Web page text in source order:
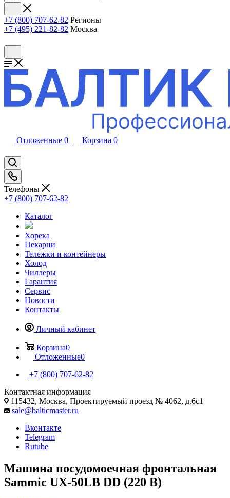
+7 (800) 707-62-82 Регионы
+7 (495) 221-82-82 Москва
Отложенные 0 Корзина 0
Телефоны
+7 (800) 707-62-82
Каталог
Хорека
Пекарни
Тележки и контейнеры
Холод
Чиллеры
Гарантия
Сервис
Новости
Контакты
Личный кабинет
Корзина0
Отложенные0
+7 (800) 707-62-82
Контактная информация
115432, Москва, Проектируемый проезд № 4062, д.6с1
sale@balticmaster.ru
Вконтакте
Telegram
Rutube
Машина посудомоечная фронтальная
Sammic UX-50LB DD (220 В)